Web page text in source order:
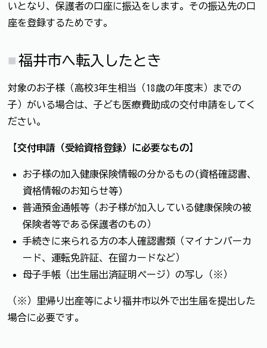
いとなり、保護者の口座に振込をします。その振込先の口
座を登録するためです。
福井市へ転入したとき
対象のお子様（高校3年生相当（18歳の年度末）までの
子）がいる場合は、子ども医療費助成の交付申請をしてく
ださい。
【交付申請（受給資格登録）に必要なもの】
お子様の加入健康保険情報の分かるもの(資格確認書、
資格情報のお知らせ等)
普通預金通帳等（お子様が加入している健康保険の被
保険者等である保護者のもの）
手続きに来られる方の本人確認書類（マイナンバーカ
ード、運転免許証、在留カードなど）
母子手帳（出生届出済証明ページ）の写し（※）
（※）里帰り出産等により福井市以外で出生届を提出した
場合に必要です。